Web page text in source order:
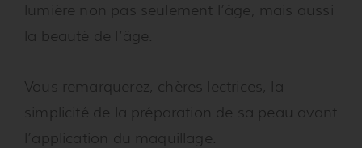
lumière non pas seulement l’âge, mais aussi
la beauté de l’âge.
Vous remarquerez, chères lectrices, la
simplicité de la préparation de sa peau avant
l’application du maquillage.